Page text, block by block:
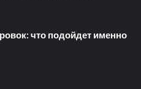
что подойдет именно